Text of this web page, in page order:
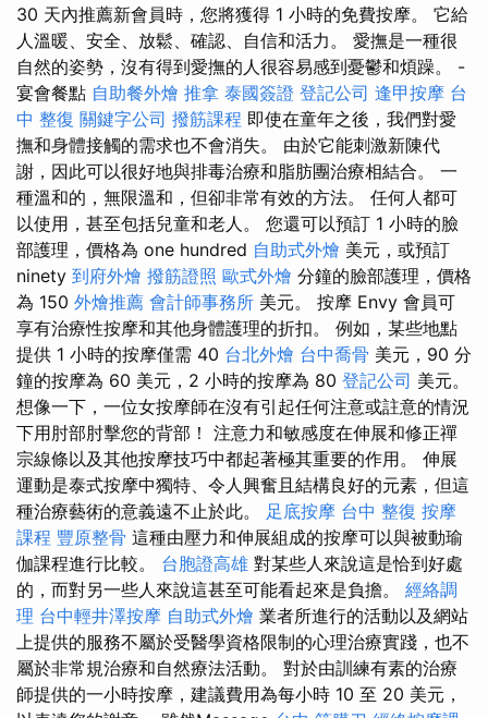
30 天內推薦新會員時，您將獲得 1 小時的免費按摩。 它給
人溫暖、安全、放鬆、確認、自信和活力。 愛撫是一種很
自然的姿勢，沒有得到愛撫的人很容易感到憂鬱和煩躁。 -
宴會餐點 自助餐外燴 推拿 泰國簽證 登記公司 逢甲按摩 台
中 整復 關鍵字公司 撥筋課程 即使在童年之後，我們對愛
撫和身體接觸的需求也不會消失。 由於它能刺激新陳代
謝，因此可以很好地與排毒治療和脂肪團治療相結合。 一
種溫和的，無限溫和，但卻非常有效的方法。 任何人都可
以使用，甚至包括兒童和老人。 您還可以預訂 1 小時的臉
部護理，價格為 one hundred 自助式外燴 美元，或預訂
ninety 到府外燴 撥筋證照 歐式外燴 分鐘的臉部護理，價格
為 150 外燴推薦 會計師事務所 美元。 按摩 Envy 會員可
享有治療性按摩和其他身體護理的折扣。 例如，某些地點
提供 1 小時的按摩僅需 40 台北外燴 台中喬骨 美元，90 分
鐘的按摩為 60 美元，2 小時的按摩為 80 登記公司 美元。
想像一下，一位女按摩師在沒有引起任何注意或註意的情況
下用肘部肘擊您的背部！ 注意力和敏感度在伸展和修正禪
宗線條以及其他按摩技巧中都起著極其重要的作用。 伸展
運動是泰式按摩中獨特、令人興奮且結構良好的元素，但這
種治療藝術的​​意義遠不止於此。 足底按摩 台中 整復 按摩
課程 豐原整骨 這種由壓力和伸展組成的按摩可以與被動瑜
伽課程進行比較。 台胞證高雄 對某些人來說這是恰到好處
的，而對另一些人來說這甚至可能看起來是負擔。 經絡調
理 台中輕井澤按摩 自助式外燴 業者所進行的活動以及網站
上提供的服務不屬於受醫學資格限制的心理治療實踐，也不
屬於非常規治療和自然療法活動。 對於由訓練有素的治療
師提供的一小時按摩，建議費用為每小時 10 至 20 美元，